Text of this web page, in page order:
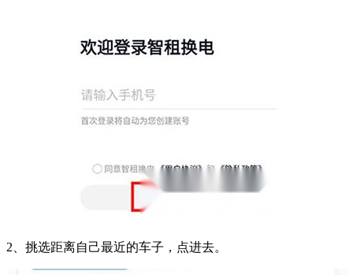
2、挑选距离自己最近的车子，点进去。